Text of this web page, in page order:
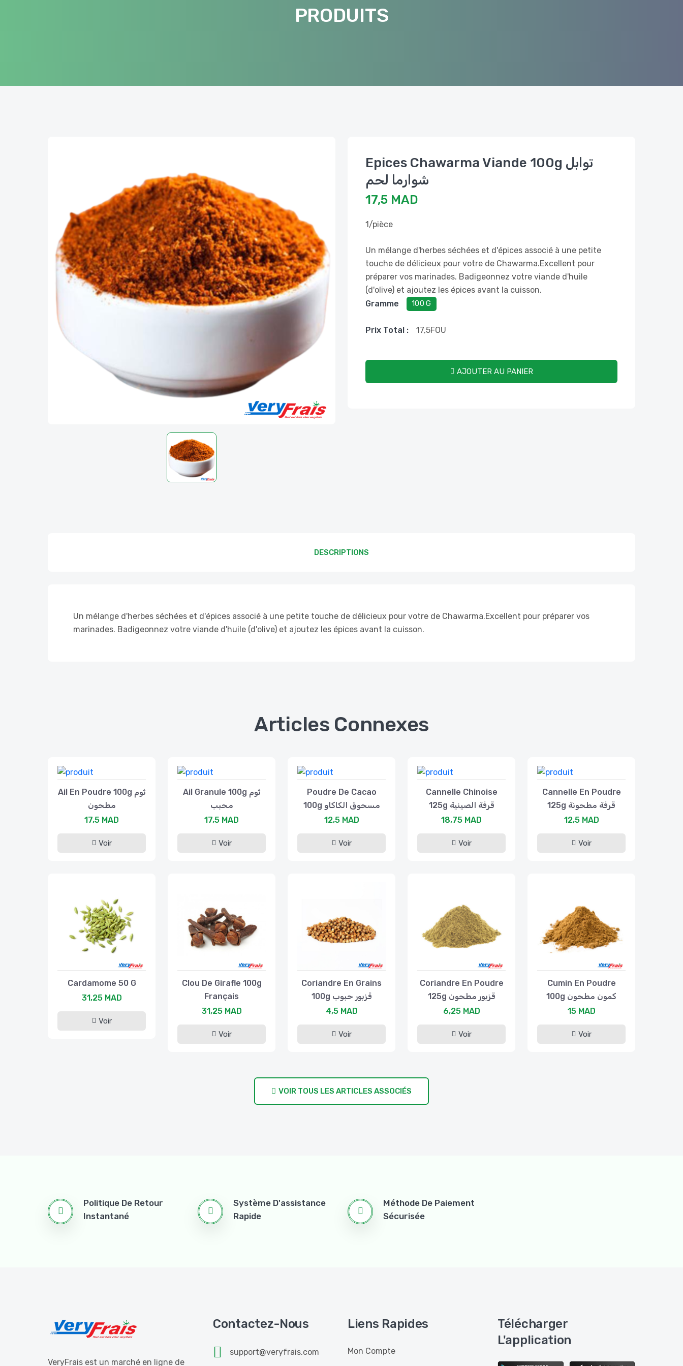
PRODUITS
Epices Chawarma Viande 100g توابل
شوارما لحم
17,5 MAD
1/pièce
Un mélange d'herbes séchées et d'épices associé à une petite
touche de délicieux pour votre de Chawarma.Excellent pour
préparer vos marinades. Badigeonnez votre viande d'huile
(d'olive) et ajoutez les épices avant la cuisson.
Gramme
100 G
Prix ​​total : 17,5FOU
AJOUTER AU PANIER
DESCRIPTIONS
Un mélange d'herbes séchées et d'épices associé à une petite touche de délicieux pour votre de Chawarma.Excellent pour préparer vos
marinades. Badigeonnez votre viande d'huile (d'olive) et ajoutez les épices avant la cuisson.
Articles Connexes
Ail En Poudre 100g ثوم
مطحون
17,5 MAD
Voir
Ail Granule 100g ثوم
محبب
17,5 MAD
Voir
Poudre De Cacao
100g مسحوق الكاكاو
12,5 MAD
Voir
Cannelle Chinoise
125g قرفة الصينية
18,75 MAD
Voir
Cannelle En Poudre
125g قرفة مطحونة
12,5 MAD
Voir
Cardamome 50 G
31,25 MAD
Voir
Clou De Girafle 100g
Français
31,25 MAD
Voir
Coriandre En Grains
100g قزبور حبوب
4,5 MAD
Voir
Coriandre En Poudre
125g قزبور مطحون
6,25 MAD
Voir
Cumin En Poudre
100g كمون مطحون
15 MAD
Voir
VOIR TOUS LES ARTICLES ASSOCIÉS
Politique De Retour
Instantané
Système D'assistance
Rapide
Méthode De Paiement
Sécurisée
VeryFrais est un marché en ligne de
Contactez-Nous
support@veryfrais.com
Liens Rapides
Mon Compte
Télécharger
L'application